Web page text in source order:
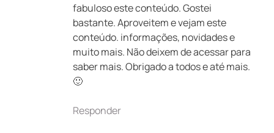
fabuloso este conteúdo. Gostei
bastante. Aproveitem e vejam este
conteúdo. informações, novidades e
muito mais. Não deixem de acessar para
saber mais. Obrigado a todos e até mais.
🙂
Responder